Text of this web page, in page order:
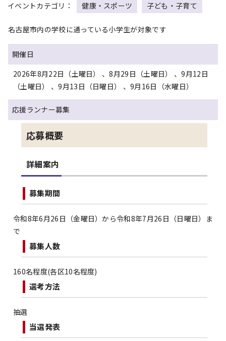
イベントカテゴリ： 健康・スポーツ 子ども・子育て
名古屋市内の学校に通っている小学生が対象です
開催日
2026年8月22日（土曜日） 、8月29日（土曜日） 、9月12日
（土曜日） 、9月13日（日曜日） 、9月16日（水曜日）
応援ランナー募集
応募概要
詳細案内
募集期間
令和8年6月26日（金曜日）から令和8年7月26日（日曜日）ま
で
募集人数
160名程度(各区10名程度)
選考方法
抽選
当選発表